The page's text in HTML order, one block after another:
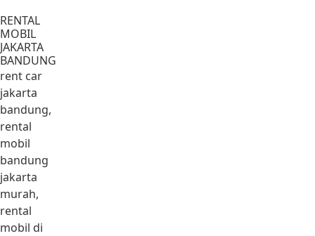
RENTAL
MOBIL
JAKARTA
BANDUNG
rent car
jakarta
bandung,
rental
mobil
bandung
jakarta
murah,
rental
mobil di